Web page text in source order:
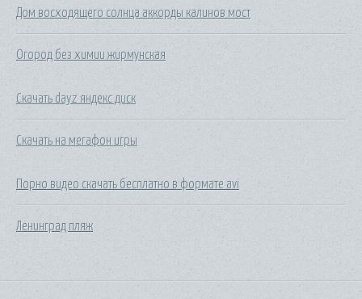
Дом восходящего солнца аккорды калинов мост
Огород без химии жирмунская
Скачать dayz яндекс диск
Скачать на мегафон игры
Порно видео скачать бесплатно в формате avi
Ленинград пляж